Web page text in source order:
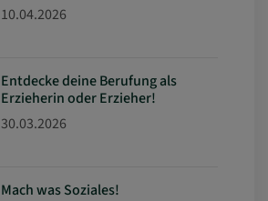
10.04.2026
Entdecke deine Berufung als
Erzieherin oder Erzieher!
30.03.2026
Mach was Soziales!